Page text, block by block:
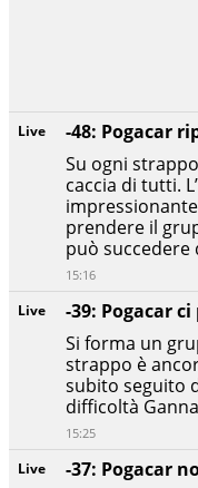
Live
-37: Pogacar
Live
-39: Pogacar
Si forma un
strappo è
subito seguito
difficoltà
15:25
Live
-48: Pogacar
Su ogni
caccia di tutti.
prendere il
può succedere
15:16